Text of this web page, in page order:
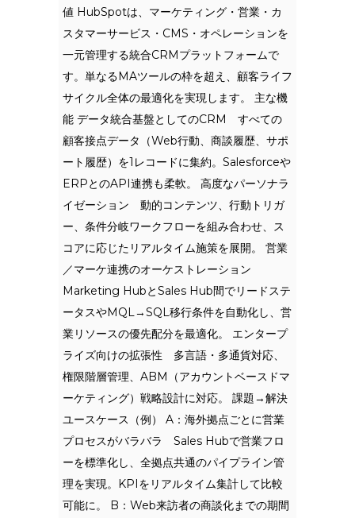
値 HubSpotは、マーケティング・営業・カ
スタマーサービス・CMS・オペレーションを
一元管理する統合CRMプラットフォームで
す。単なるMAツールの枠を超え、顧客ライフ
サイクル全体の最適化を実現します。 主な機
能 データ統合基盤としてのCRM すべての
顧客接点データ（Web行動、商談履歴、サポ
ート履歴）を1レコードに集約。Salesforceや
ERPとのAPI連携も柔軟。 高度なパーソナラ
イゼーション 動的コンテンツ、行動トリガ
ー、条件分岐ワークフローを組み合わせ、ス
コアに応じたリアルタイム施策を展開。 営業
／マーケ連携のオーケストレーション
Marketing HubとSales Hub間でリードステ
ータスやMQL→SQL移行条件を自動化し、営
業リソースの優先配分を最適化。 エンタープ
ライズ向けの拡張性 多言語・多通貨対応、
権限階層管理、ABM（アカウントベースドマ
ーケティング）戦略設計に対応。 課題→解決
ユースケース（例） A：海外拠点ごとに営業
プロセスがバラバラ Sales Hubで営業フロ
ーを標準化し、全拠点共通のパイプライン管
理を実現。KPIをリアルタイム集計して比較
可能に。 B：Web来訪者の商談化までの期間